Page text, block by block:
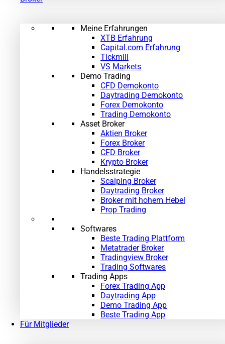
Meine Erfahrungen
XTB Erfahrung
Capital.com Erfahrung
Tickmill
VS Markets
Demo Trading
CFD Demokonto
Daytrading Demokonto
Forex Demokonto
Trading Demokonto
Asset Broker
Aktien Broker
Forex Broker
CFD Broker
Krypto Broker
Handelsstrategie
Scalping Broker
Daytrading Broker
Broker mit hohem Hebel
Prop Trading
Softwares
Beste Trading Plattform
Metatrader Broker
Tradingview Broker
Trading Softwares
Trading Apps
Forex Trading App
Daytrading App
Demo Trading App
Beste Trading App
Für Mitglieder